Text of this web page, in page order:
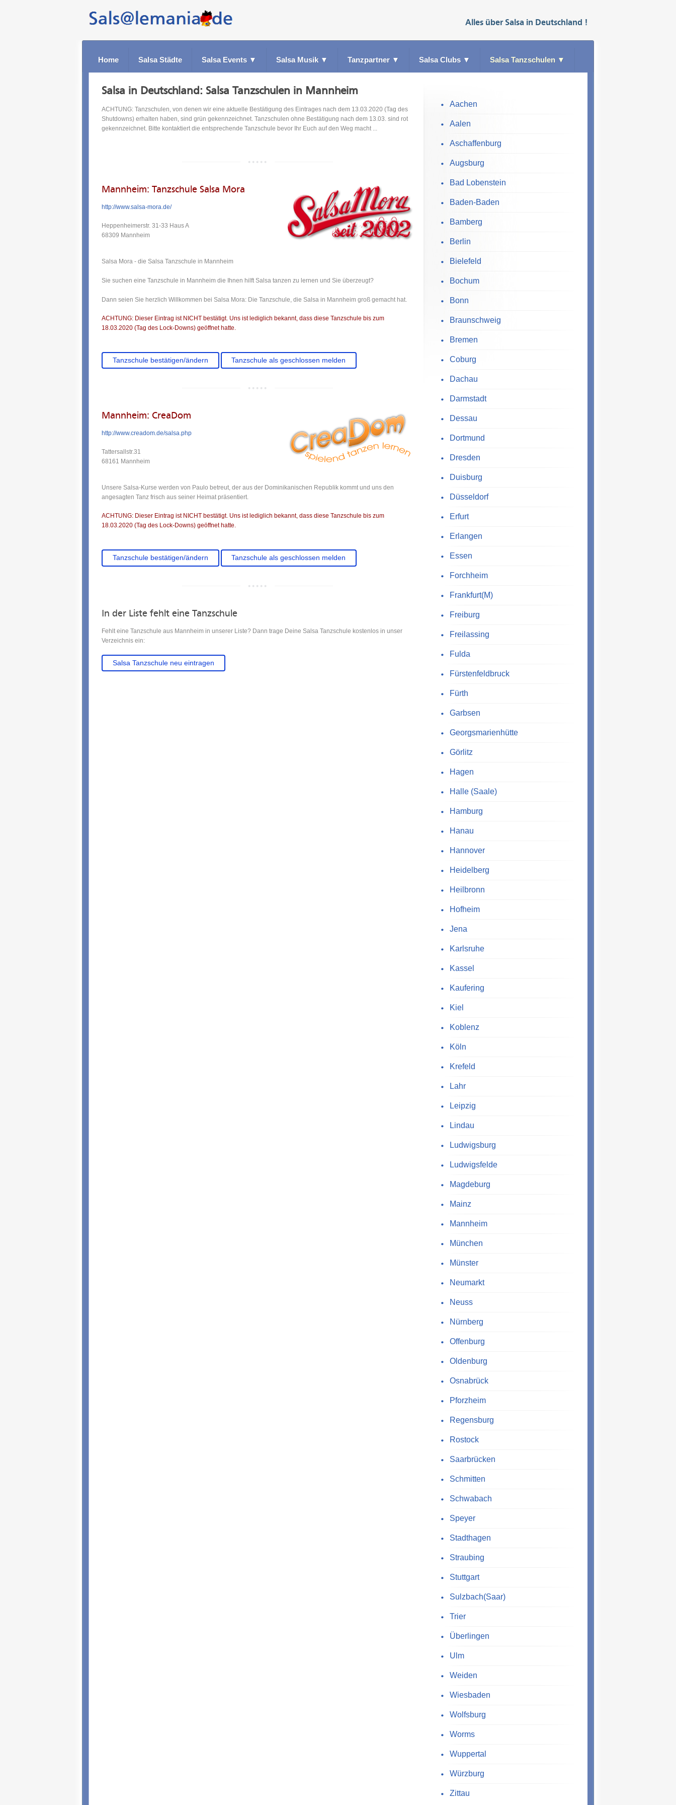
Alles über Salsa in Deutschland !
Home Salsa Städte Salsa Events ▼ Salsa Musik ▼ Tanzpartner ▼ Salsa Clubs ▼ Salsa Tanzschulen ▼
Salsa in Deutschland: Salsa Tanzschulen in Mannheim
ACHTUNG: Tanzschulen, von denen wir eine aktuelle Bestätigung des Eintrages nach dem 13.03.2020 (Tag des
Shutdowns) erhalten haben, sind grün gekennzeichnet. Tanzschulen ohne Bestätigung nach dem 13.03. sind rot
gekennzeichnet. Bitte kontaktiert die entsprechende Tanzschule bevor Ihr Euch auf den Weg macht ...
Mannheim: Tanzschule Salsa Mora
http://www.salsa-mora.de/
Heppenheimerstr. 31-33 Haus A
68309 Mannheim
Salsa Mora - die Salsa Tanzschule in Mannheim
Sie suchen eine Tanzschule in Mannheim die Ihnen hilft Salsa tanzen zu lernen und Sie überzeugt?
Dann seien Sie herzlich Willkommen bei Salsa Mora: Die Tanzschule, die Salsa in Mannheim groß gemacht hat.
ACHTUNG: Dieser Eintrag ist NICHT bestätigt. Uns ist lediglich bekannt, dass diese Tanzschule bis zum
18.03.2020 (Tag des Lock-Downs) geöffnet hatte.
Tanzschule bestätigen/ändern Tanzschule als geschlossen melden
Mannheim: CreaDom
http://www.creadom.de/salsa.php
Tattersallstr.31
68161 Mannheim
Unsere Salsa-Kurse werden von Paulo betreut, der aus der Dominikanischen Republik kommt und uns den
angesagten Tanz frisch aus seiner Heimat präsentiert.
ACHTUNG: Dieser Eintrag ist NICHT bestätigt. Uns ist lediglich bekannt, dass diese Tanzschule bis zum
18.03.2020 (Tag des Lock-Downs) geöffnet hatte.
Tanzschule bestätigen/ändern Tanzschule als geschlossen melden
In der Liste fehlt eine Tanzschule
Fehlt eine Tanzschule aus Mannheim in unserer Liste? Dann trage Deine Salsa Tanzschule kostenlos in unser
Verzeichnis ein:
Salsa Tanzschule neu eintragen
Aachen
Aalen
Aschaffenburg
Augsburg
Bad Lobenstein
Baden-Baden
Bamberg
Berlin
Bielefeld
Bochum
Bonn
Braunschweig
Bremen
Coburg
Dachau
Darmstadt
Dessau
Dortmund
Dresden
Duisburg
Düsseldorf
Erfurt
Erlangen
Essen
Forchheim
Frankfurt(M)
Freiburg
Freilassing
Fulda
Fürstenfeldbruck
Fürth
Garbsen
Georgsmarienhütte
Görlitz
Hagen
Halle (Saale)
Hamburg
Hanau
Hannover
Heidelberg
Heilbronn
Hofheim
Jena
Karlsruhe
Kassel
Kaufering
Kiel
Koblenz
Köln
Krefeld
Lahr
Leipzig
Lindau
Ludwigsburg
Ludwigsfelde
Magdeburg
Mainz
Mannheim
München
Münster
Neumarkt
Neuss
Nürnberg
Offenburg
Oldenburg
Osnabrück
Pforzheim
Regensburg
Rostock
Saarbrücken
Schmitten
Schwabach
Speyer
Stadthagen
Straubing
Stuttgart
Sulzbach(Saar)
Trier
Überlingen
Ulm
Weiden
Wiesbaden
Wolfsburg
Worms
Wuppertal
Würzburg
Zittau